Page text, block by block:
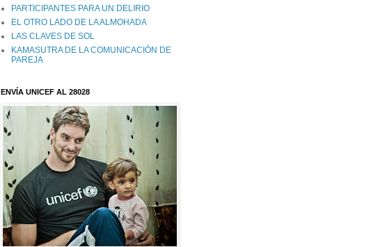
PARTICIPANTES PARA UN DELIRIO
EL OTRO LADO DE LA ALMOHADA
LAS CLAVES DE SOL
KAMASUTRA DE LA COMUNICACIÓN DE
PAREJA
ENVÍA UNICEF AL 28028